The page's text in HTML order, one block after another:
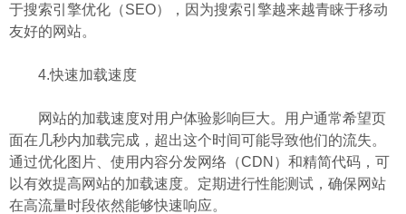
于搜索引擎优化（SEO），因为搜索引擎越来越青睐于移动
友好的网站。
4.快速加载速度
网站的加载速度对用户体验影响巨大。用户通常希望页
面在几秒内加载完成，超出这个时间可能导致他们的流失。
通过优化图片、使用内容分发网络（CDN）和精简代码，可
以有效提高网站的加载速度。定期进行性能测试，确保网站
在高流量时段依然能够快速响应。